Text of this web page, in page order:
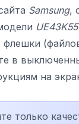
Samsung,
флешки
в
на
только